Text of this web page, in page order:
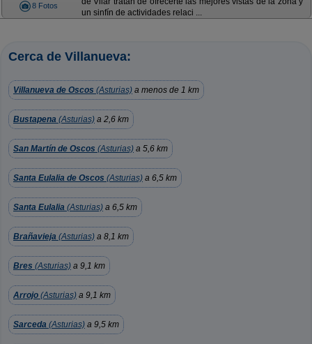
8 Fotos
un sinfín de actividades relaci ...
Cerca de Villanueva:
Villanueva de Oscos (Asturias) a menos de 1 km
Bustapena (Asturias) a 2,6 km
San Martín de Oscos (Asturias) a 5,6 km
Santa Eulalia de Oscos (Asturias) a 6,5 km
Santa Eulalia (Asturias) a 6,5 km
Brañavieja (Asturias) a 8,1 km
Bres (Asturias) a 9,1 km
Arrojo (Asturias) a 9,1 km
Sarceda (Asturias) a 9,5 km